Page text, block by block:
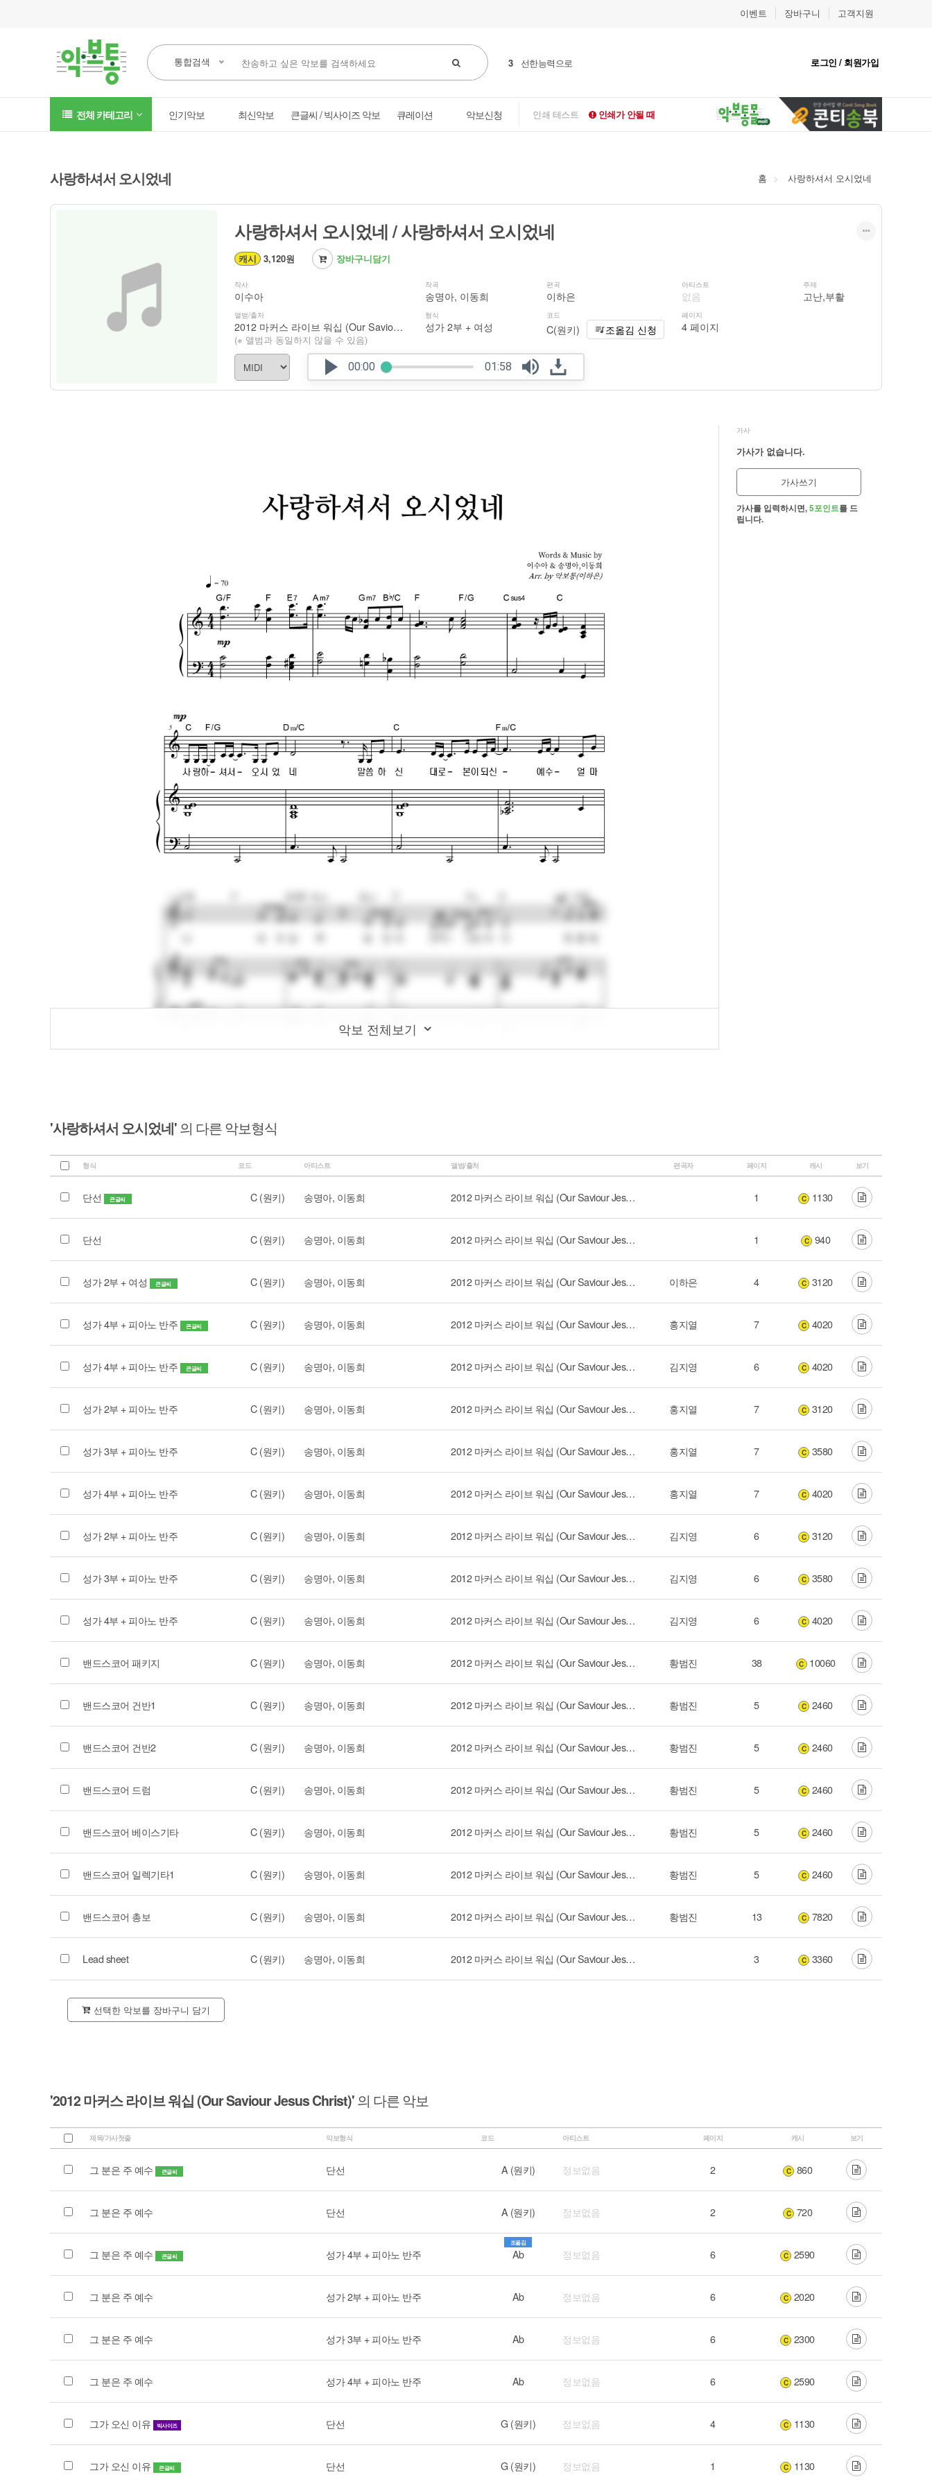
이벤트 장바구니 고객지원
통합검색 4 꽃들도 로그인 / 회원가입
전체 카테고리 인기악보 최신악보 큰글씨 / 빅사이즈 악보 큐레이션 악보신청 인쇄 테스트 인쇄가 안될 때
사랑하셔서 오시었네 홈 사랑하셔서 오시었네
사랑하셔서 오시었네 / 사랑하셔서 오시었네
캐시 3,120원 장바구니담기
작사
이수아
앨범/출처
2012 마커스 라이브 워십 (Our Saviour Jesus Christ)
(※ 앨범과 동일하지 않을 수 있음)
작곡
송명아, 이동희
형식
성가 2부 + 여성
편곡
이하은
코드
C(원키) 조옮김 신청
아티스트
없음
페이지
4 페이지
주제
고난,부활
00:00 01:58
악보 전체보기
가사
가사가 없습니다.
가사쓰기
가사를 입력하시면,5포인트를 드
립니다.
'사랑하셔서 오시었네'의 다른 악보형식
형식 코드 아티스트 앨범/출처 편곡자 페이지 캐시 보기
단선 큰글씨 C (원키) 송명아, 이동희 2012 마커스 라이브 워십 (Our Saviour Jesus Christ) 1 C 1130
단선 C (원키) 송명아, 이동희 2012 마커스 라이브 워십 (Our Saviour Jesus Christ) 1 C 940
성가 2부 + 여성 큰글씨 C (원키) 송명아, 이동희 2012 마커스 라이브 워십 (Our Saviour Jesus Christ) 이하은 4 C 3120
성가 4부 + 피아노 반주 큰글씨 C (원키) 송명아, 이동희 2012 마커스 라이브 워십 (Our Saviour Jesus Christ) 홍지열 7 C 4020
성가 4부 + 피아노 반주 큰글씨 C (원키) 송명아, 이동희 2012 마커스 라이브 워십 (Our Saviour Jesus Christ) 김지영 6 C 4020
성가 2부 + 피아노 반주 C (원키) 송명아, 이동희 2012 마커스 라이브 워십 (Our Saviour Jesus Christ) 홍지열 7 C 3120
성가 3부 + 피아노 반주 C (원키) 송명아, 이동희 2012 마커스 라이브 워십 (Our Saviour Jesus Christ) 홍지열 7 C 3580
성가 4부 + 피아노 반주 C (원키) 송명아, 이동희 2012 마커스 라이브 워십 (Our Saviour Jesus Christ) 홍지열 7 C 4020
성가 2부 + 피아노 반주 C (원키) 송명아, 이동희 2012 마커스 라이브 워십 (Our Saviour Jesus Christ) 김지영 6 C 3120
성가 3부 + 피아노 반주 C (원키) 송명아, 이동희 2012 마커스 라이브 워십 (Our Saviour Jesus Christ) 김지영 6 C 3580
성가 4부 + 피아노 반주 C (원키) 송명아, 이동희 2012 마커스 라이브 워십 (Our Saviour Jesus Christ) 김지영 6 C 4020
밴드스코어 패키지 C (원키) 송명아, 이동희 2012 마커스 라이브 워십 (Our Saviour Jesus Christ) 황범진 38 C 10060
밴드스코어 건반1 C (원키) 송명아, 이동희 2012 마커스 라이브 워십 (Our Saviour Jesus Christ) 황범진 5 C 2460
밴드스코어 건반2 C (원키) 송명아, 이동희 2012 마커스 라이브 워십 (Our Saviour Jesus Christ) 황범진 5 C 2460
밴드스코어 드럼 C (원키) 송명아, 이동희 2012 마커스 라이브 워십 (Our Saviour Jesus Christ) 황범진 5 C 2460
밴드스코어 베이스기타 C (원키) 송명아, 이동희 2012 마커스 라이브 워십 (Our Saviour Jesus Christ) 황범진 5 C 2460
밴드스코어 일렉기타1 C (원키) 송명아, 이동희 2012 마커스 라이브 워십 (Our Saviour Jesus Christ) 황범진 5 C 2460
밴드스코어 총보 C (원키) 송명아, 이동희 2012 마커스 라이브 워십 (Our Saviour Jesus Christ) 황범진 13 C 7820
Lead sheet C (원키) 송명아, 이동희 2012 마커스 라이브 워십 (Our Saviour Jesus Christ) 3 C 3360
선택한 악보를 장바구니 담기
'2012 마커스 라이브 워십 (Our Saviour Jesus Christ)'의 다른 악보
제목/가사첫줄 악보형식 코드 아티스트 페이지 캐시 보기
그 분은 주 예수 큰글씨 단선 A (원키) 정보없음 2 C 860
그 분은 주 예수 단선 A (원키) 정보없음 2 C 720
그 분은 주 예수 큰글씨 성가 4부 + 피아노 반주
조옮김
Ab 정보없음 6 C 2590
그 분은 주 예수 성가 2부 + 피아노 반주 Ab 정보없음 6 C 2020
그 분은 주 예수 성가 3부 + 피아노 반주 Ab 정보없음 6 C 2300
그 분은 주 예수 성가 4부 + 피아노 반주 Ab 정보없음 6 C 2590
그가 오신 이유 빅사이즈 단선 G (원키) 정보없음 4 C 1130
그가 오신 이유 큰글씨 단선 G (원키) 정보없음 1 C 1130